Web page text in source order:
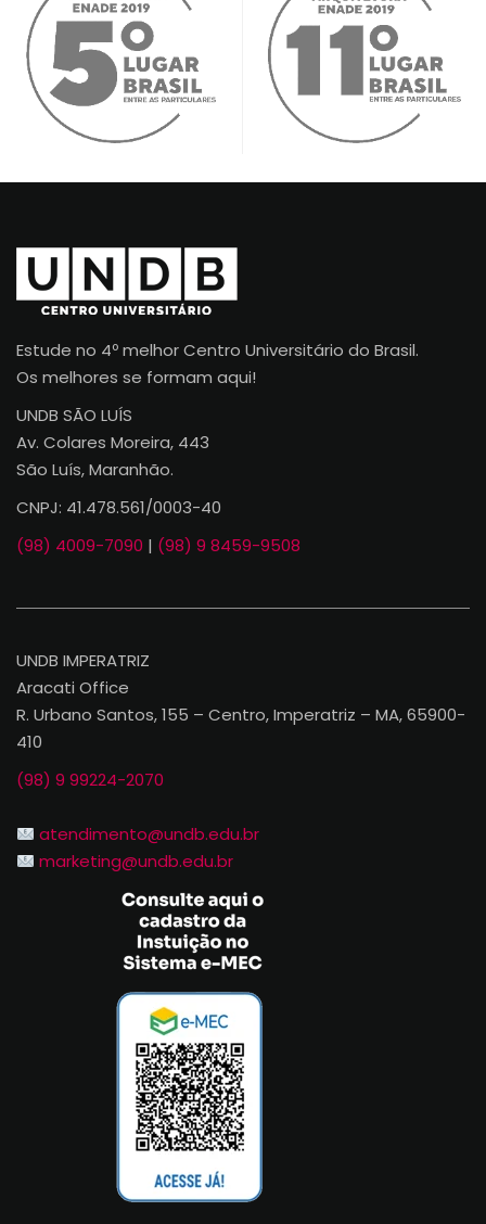
Estude no 4º melhor Centro Universitário do Brasil.
Os melhores se formam aqui!
UNDB SÃO LUÍS
Av. Colares Moreira, 443
São Luís, Maranhão.
CNPJ: 41.478.561/0003-40
(98) 4009-7090 | (98) 9 8459-9508
UNDB IMPERATRIZ
Aracati Office
R. Urbano Santos, 155 – Centro, Imperatriz – MA, 65900-
410
(98) 9 99224-2070
atendimento@undb.edu.br
marketing@undb.edu.br